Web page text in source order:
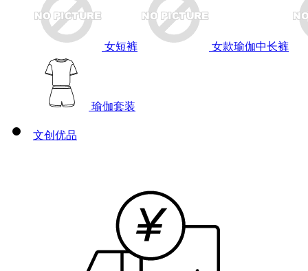
女短裤 女款瑜伽中长裤
瑜伽套装
文创优品